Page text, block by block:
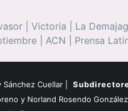
Victoria La
| ACN Prensa
Sánchez Cuellar |
y Norland Rosendo